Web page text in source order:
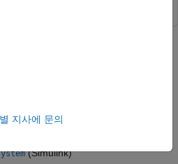
(Simulink)
지사에 문의